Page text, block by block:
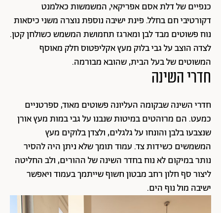
כנפיים של דלת אסם אפריקאי, המשמשות כאלמנט
דקורטיבי חם בחלל. פינת ישיבה נוספת נוצרה משני כיסאות
נוח פשוטים מבד לבן ומארגז תחמושת המשמש כשולחן קטן.
לצדה הוצב על גבי בלוק מעץ אקליפטוס חלק מאוסף
המשוטים של בעל הבית, שהובא מבורמה.
חדרי השינה
חדרי השינה שבקומה העליונה פשוטים מאוד, ספרטניים
כמעט. הם מרוהטים במיטות שנבנו על גבי במות מעץ אורן
שנצבעו בלבן והונחו על גלגלים, ולצדן בלוקים מעץ
המשמשים כשידות צד. עמוד תומך שלא ניתן היה להסיר
נותר במיקום לא נוח בחדר השינה של ההורים, ולב החליטה
ליצור סף חלון רחב מבטון חשוף שייתמך בעמוד ויאפשר
ישיבה מול נוף הים.